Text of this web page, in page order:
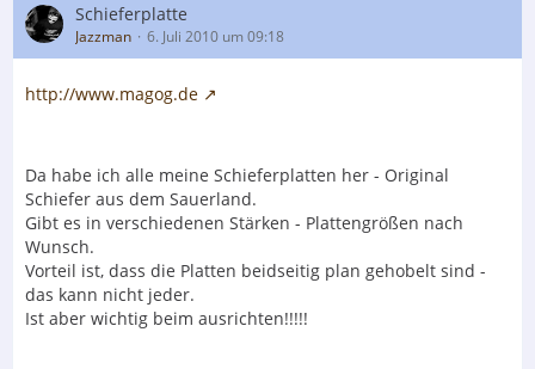
Schieferplatte
Jazzman 6. Juli 2010 um 09:18
http://www.magog.de
Da habe ich alle meine Schieferplatten her - Original
Schiefer aus dem Sauerland.
Gibt es in verschiedenen Stärken - Plattengrößen nach
Wunsch.
Vorteil ist, dass die Platten beidseitig plan gehobelt sind -
das kann nicht jeder.
Ist aber wichtig beim ausrichten!!!!!